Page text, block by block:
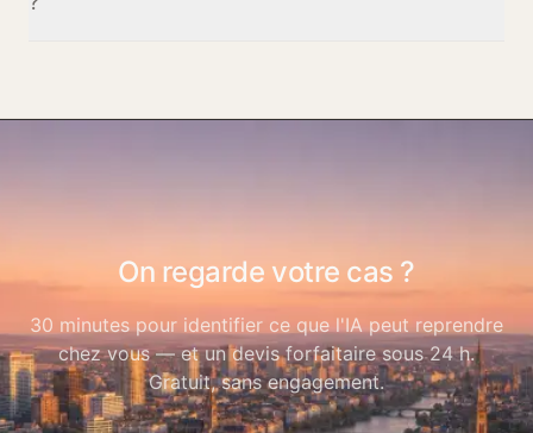
On regarde votre cas ?
30 minutes pour identifier ce que l'IA peut reprendre
chez vous — et un devis forfaitaire sous 24 h.
Gratuit, sans engagement.